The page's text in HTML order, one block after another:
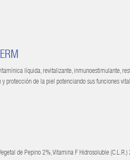
líquida, revitalizante, inmunoestimulante,
de la piel potenciando sus funciones
de Pepino 2%, Vitamina F Hidrosoluble